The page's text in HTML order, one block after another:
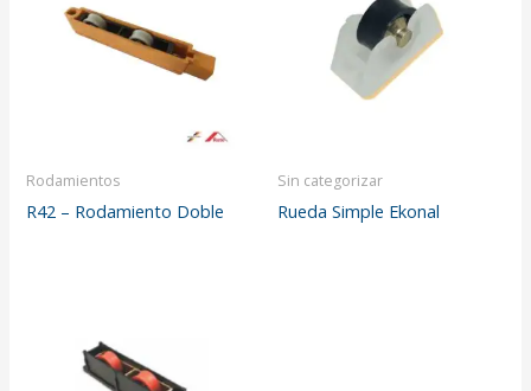
Rodamientos
R42 – Rodamiento Doble
Sin categorizar
Rueda Simple Ekonal